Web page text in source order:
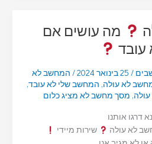
מה עושים אם
/ 25 בינואר 2024 / המחשב לא
לא עולה, המחשב שלי לא עובד,
, מסך מחשב לא מציג כלום
דרגו אותנו
לא עולה
שירות מיידי